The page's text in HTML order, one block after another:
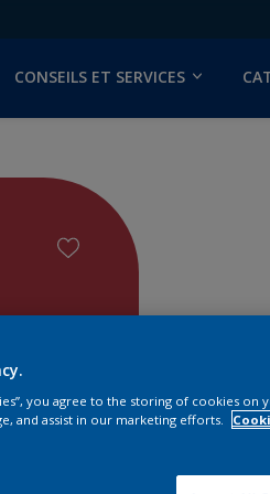
CONSEILS ET SERVICES
you agree to the storing of cookies on
and assist in our marketing efforts.